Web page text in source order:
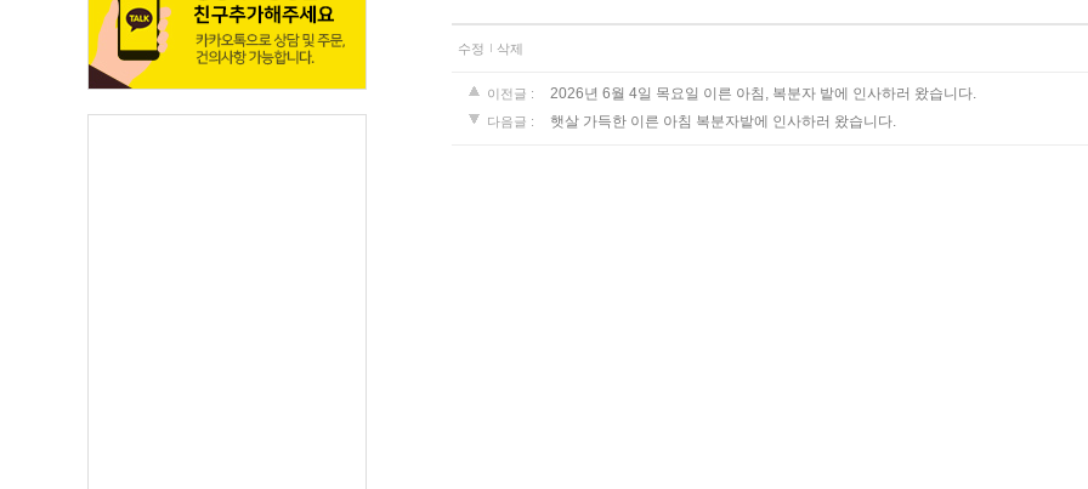
수정 삭제
이전글 : 2026년 6월 4일 목요일 이른 아침, 복분자 밭에 인사하러 왔습니다.
다음글 : 햇살 가득한 이른 아침 복분자밭에 인사하러 왔습니다.